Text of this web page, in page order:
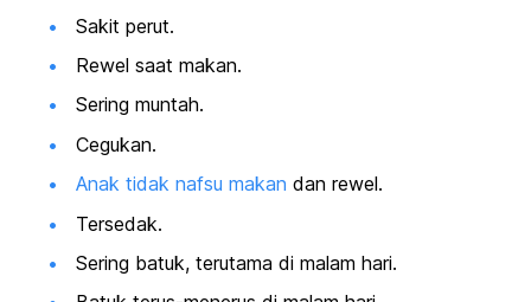
Sakit perut.
Rewel saat makan.
Sering muntah.
Cegukan.
Anak tidak nafsu makan dan rewel.
Tersedak.
Sering batuk, terutama di malam hari.